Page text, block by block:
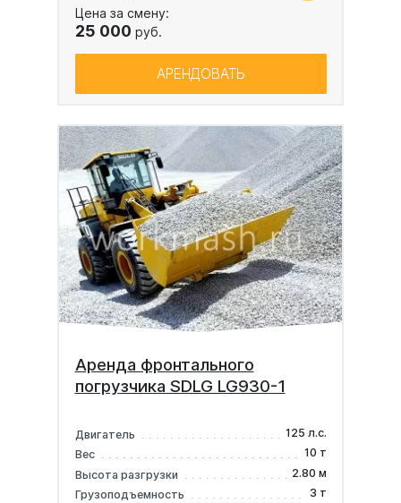
Цена за смену:
25 000 руб.
АРЕНДОВАТЬ
Аренда фронтального
погрузчика SDLG LG930-1
Двигатель
125 л.с.
Вес
10 т
Высота разгрузки
2.80 м
Грузоподъемность
3 т